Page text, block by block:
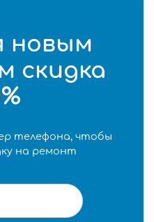
новым
скидка
телефона, чтобы
на ремонт